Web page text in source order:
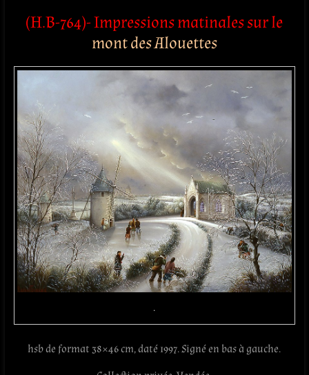
(H.B-764)- Impressions matinales sur le
mont des Alouettes
.
hsb de format 38×46 cm, daté 1997. Signé en bas à gauche.